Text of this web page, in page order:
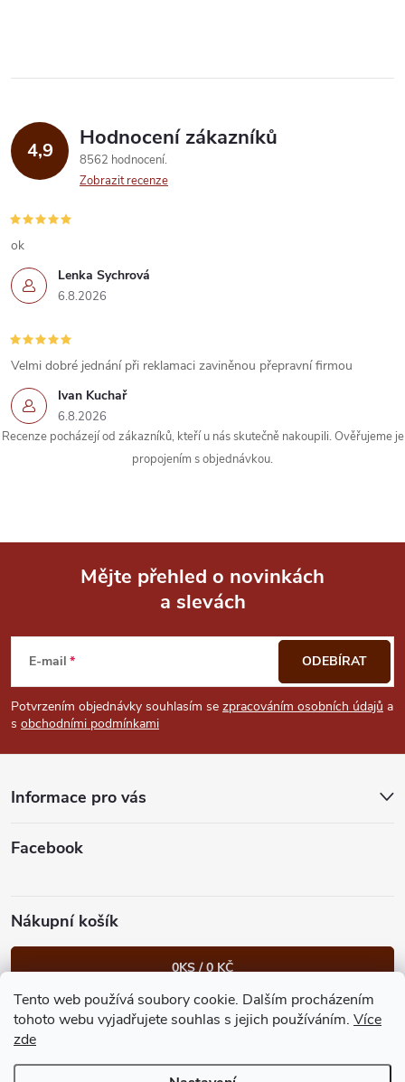
Tento web používá soubory cookie. Dalším procházením
tohoto webu vyjadřujete souhlas s jejich používáním. Více
zde
l
d
a
c
í
p
r
v
k
y
p
4,9 Hodnocení zákazníků
8562 hodnocení
Zobrazit recenze
Lenka Sychrová
6.8.2026
ok
Ivan Kuchař
6.8.2026
Velmi dobré jednání při reklamaci zaviněnou přepravní firmou
Recenze pocházejí od zákazníků, kteří u nás skutečně nakoupili. Ověřujeme je
propojením s objednávkou.
p
a
Mějte přehled o novinkách
a slevách
E-mail
Potvrzením objednávky souhlasím se zpracováním osobních údajů a
s obchodními podmínkami
ODEBÍRAT
Informace pro vás
Facebook
Nákupní košík
0KS /0 KČ
Heureka.cz Facebook Instagram Bonvolo - přidej se taky